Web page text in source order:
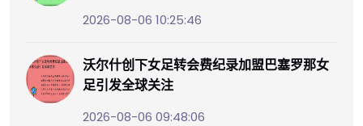
2026-08-06 10:25:46
沃尔什创下女足转会费纪录加盟巴塞罗那女
足引发全球关注
2026-08-06 09:48:06